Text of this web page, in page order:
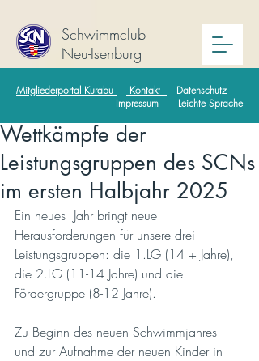
Schwimmclub
Neu-Isenburg
Mitgliederportal Kurabu Kontakt
Datenschutz
Impressum
Leichte Sprache
Wettkämpfe der
Leistungsgruppen des SCNs
im ersten Halbjahr 2025
Ein neues  Jahr bringt neue
Herausforderungen für unsere drei
Leistungsgruppen: die 1.LG (14 + Jahre),
die 2.LG (11-14 Jahre) und die
Fördergruppe (8-12 Jahre).
Zu Beginn des neuen Schwimmjahres
und zur Aufnahme der neuen Kinder in